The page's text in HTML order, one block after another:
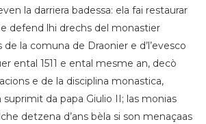
la darriera badessa: ela fai restaurar
e defend lhi drechs del monastier
la comuna de Draonier e d’l’evesco
ental 1511 e ental mesme an, decò
e de la disciplina monastica,
da papa Giulio II; las monias
detzena d’ans bèla si son menaçaas